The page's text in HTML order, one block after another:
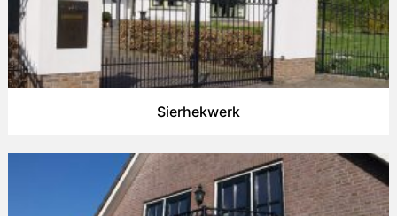
Sierhekwerk